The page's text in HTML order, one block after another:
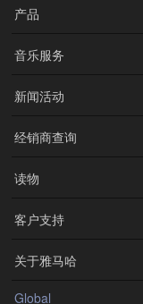
产品
音乐服务
新闻活动
经销商查询
读物
客户支持
关于雅马哈
Global